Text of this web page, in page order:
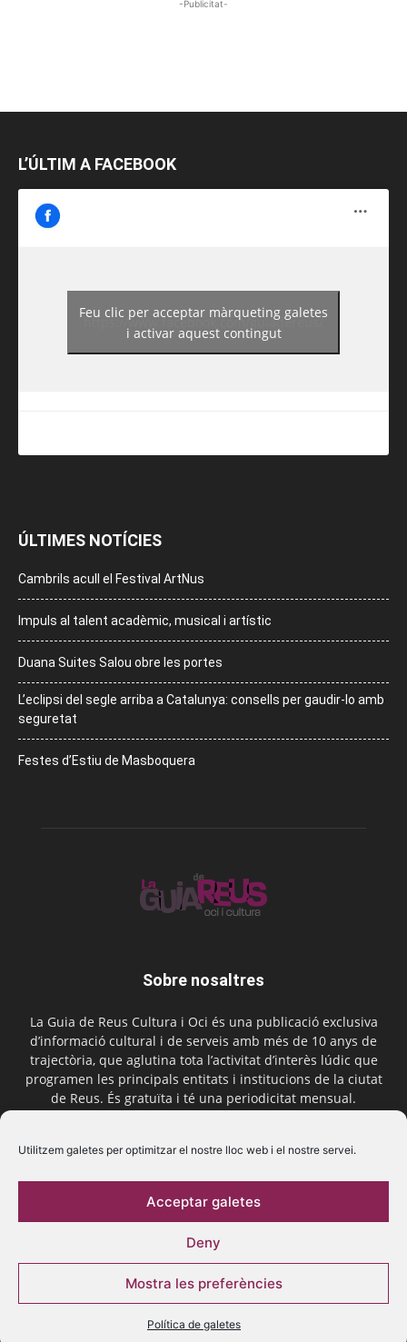
Utilitzem galetes per optimitzar el nostre lloc web i el nostre servei.
Acceptar galetes
Deny
Mostra les preferències
Política de galetes
-Publicitat-
L’ÚLTIM A FACEBOOK
https://www.facebook.com/guiadereus/
Feu clic per acceptar màrqueting galetes
i activar aquest contingut
ÚLTIMES NOTÍCIES
Cambrils acull el Festival ArtNus
Impuls al talent acadèmic, musical i artístic
Duana Suites Salou obre les portes
L’eclipsi del segle arriba a Catalunya: consells per gaudir-lo amb
seguretat
Festes d’Estiu de Masboquera
Sobre nosaltres
La Guia de Reus Cultura i Oci és una publicació exclusiva
d’informació cultural i de serveis amb més de 10 anys de
trajectòria, que aglutina tota l’activitat d’interès lúdic que
programen les principals entitats i institucions de la ciutat
de Reus. És gratuïta i té una periodicitat mensual.
Segueix-nos
© 2016 La Guia de Reus | Creada per Be Marketing